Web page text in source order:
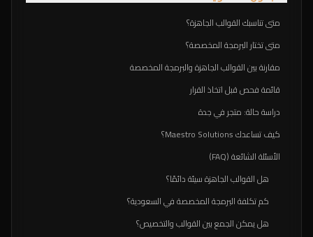
متى تناسبك القوالب الجاهزة؟
متى تختار البرمجة المخصصة؟
مقارنة بين القوالب الجاهزة والبرمجة المخصصة
قائمة فحص قبل اتخاذ القرار
دراسة حالة: متجر في جدة
كيف تساعدك Maestro Solutions؟
الأسئلة الشائعة (FAQ)
هل القوالب الجاهزة سيئة دائمًا؟
كم تكلفة البرمجة المخصصة في السعودية؟
هل يمكن الجمع بين القوالب والتخصيص؟